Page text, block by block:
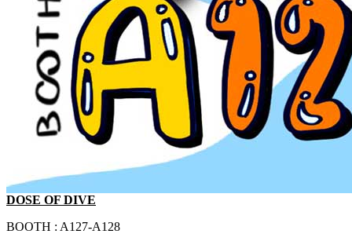
DOSE OF DIVE
BOOTH : A127-A128